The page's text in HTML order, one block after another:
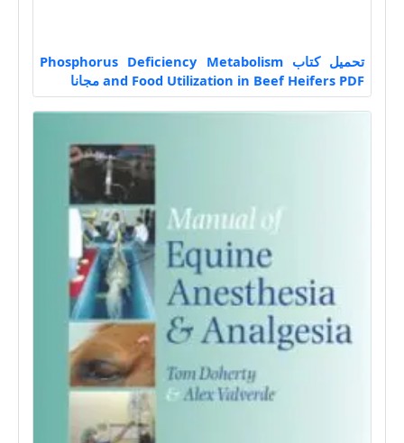
تحميل كتاب Phosphorus Deficiency Metabolism
and Food Utilization in Beef Heifers PDF مجانا